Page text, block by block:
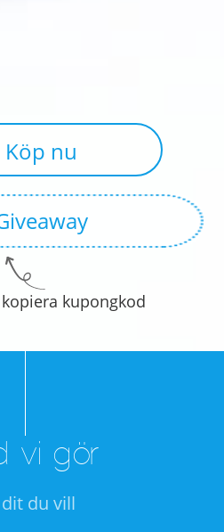
Köp nu
kupongkod
vi gör
du vill